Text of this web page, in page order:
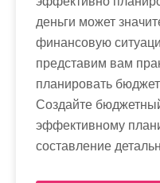
деньги может
финансовую
представим вам
планировать
Создайте
эффективному
составление